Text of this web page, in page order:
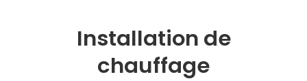
Installation de
chauffage